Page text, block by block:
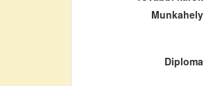
Munkahely
Diploma